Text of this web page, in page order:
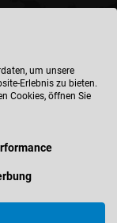
um unsere
Erlebnis zu bieten.
Cookies, öffnen Sie